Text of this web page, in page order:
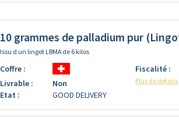
10 grammes de palladium pur
Issu d un lingot LBMA de 6 kilos
Coffre :
Livrable :
Non
Etat :
GOOD DELIVERY
Fiscalité :
Plus de détails